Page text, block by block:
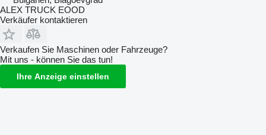
ALEX TRUCK EOOD
Verkäufer kontaktieren
Verkaufen Sie Maschinen oder Fahrzeuge?
Mit uns - können Sie das tun!
Ihre Anzeige einstellen